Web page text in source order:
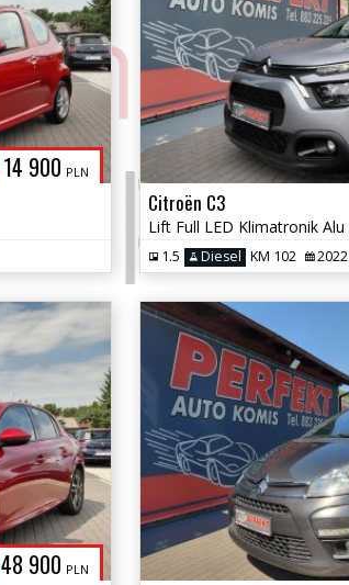
14 900 PLN
Citroën C3
Lift Full LED Klimatronik Alu
1.5 Diesel KM 102 2022
48 900 PLN